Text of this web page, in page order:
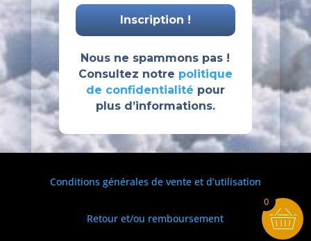
Nous ne spammons pas !
Consultez notre politique
de confidentialité pour
plus d’informations.
Conditions générales de vente et d’utilisation
Retour et/ou remboursement
0